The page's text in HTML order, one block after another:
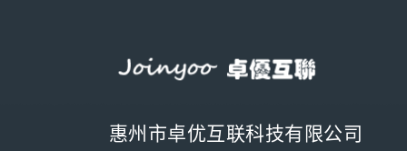
惠州市卓优互联科技有限公司